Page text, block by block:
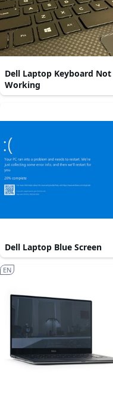
Dell Laptop Keyboard Not
Working
Dell Laptop Blue Screen
EN